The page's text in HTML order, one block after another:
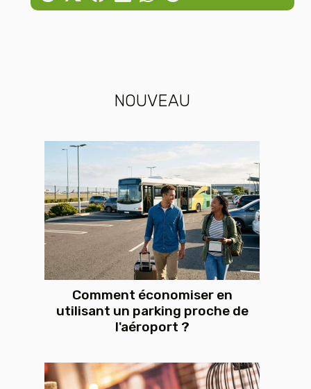
NOUVEAU
Comment économiser en
utilisant un parking proche de
l'aéroport ?